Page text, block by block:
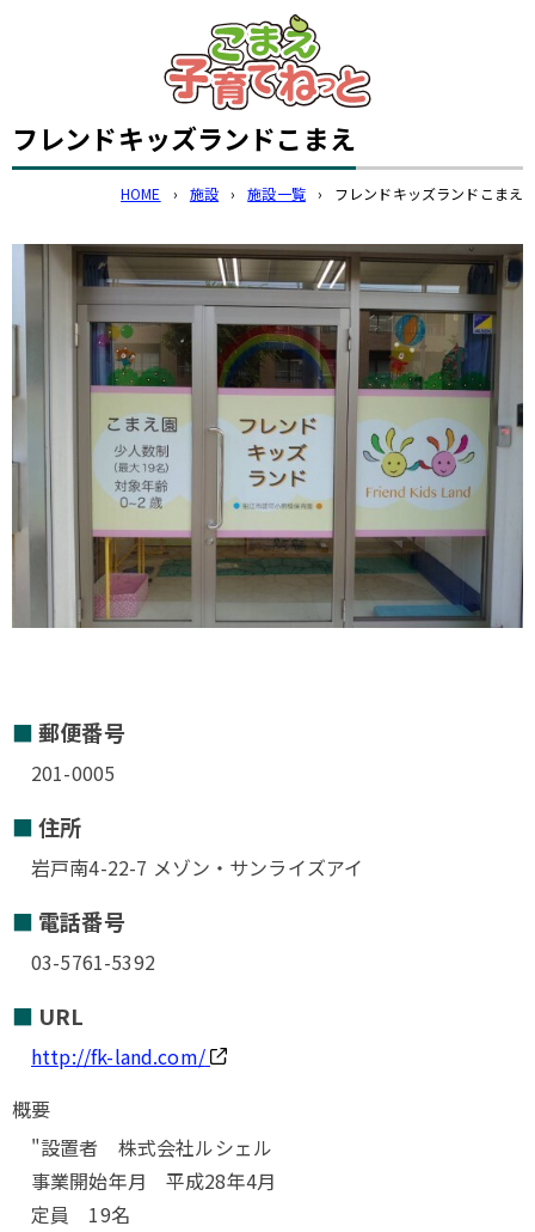
このページの本文へ
フレンドキッズランドこまえ
HOME › 施設 › 施設一覧 › フレンドキッズランドこまえ
郵便番号
201-0005
住所
岩戸南4-22-7 メゾン・サンライズアイ
電話番号
03-5761-5392
URL
http://fk-land.com/
概要
"設置者 株式会社ルシェル
事業開始年月 平成28年4月
定員 19名